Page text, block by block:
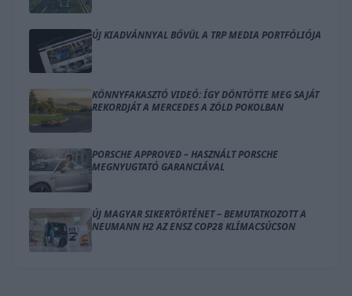
ÚJ KIADVÁNNYAL BŐVÜL A TRP MEDIA PORTFÓLIÓJA
KÖNNYFAKASZTÓ VIDEÓ: ÍGY DÖNTÖTTE MEG SAJÁT
REKORDJÁT A MERCEDES A ZÖLD POKOLBAN
PORSCHE APPROVED – HASZNÁLT PORSCHE
MEGNYUGTATÓ GARANCIÁVAL
ÚJ MAGYAR SIKERTÖRTÉNET – BEMUTATKOZOTT A
NEUMANN H2 AZ ENSZ COP28 KLÍMACSÚCSON